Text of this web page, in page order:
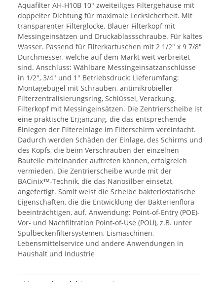
Aquafilter AH-H10B 10" zweiteiliges Filtergehäuse mit
doppelter Dichtung für maximale Lecksicherheit. Mit
transparenter Filterglocke. Blauer Filterkopf mit
Messingeinsätzen und Druckablassschraube. Für kaltes
Wasser. Passend für Filterkartuschen mit 2 1/2" x 9 7/8"
Durchmesser, welche auf dem Markt weit verbreitet
sind. Anschluss: Wählbare Messingeinsatzanschlüsse
in 1/2", 3/4" und 1" Betriebsdruck: Lieferumfang:
Montagebügel mit Schrauben, antimikrobieller
Filterzentralisierungsring, Schlüssel, Verackung.
Filterkopf mit Messingeinsätzen. Die Zentrierscheibe ist
eine praktische Ergänzung, die das entsprechende
Einlegen der Filtereinlage im Filterschirm vereinfacht.
Dadurch werden Schäden der Einlage, des Schirms und
des Kopfs, die beim Verschrauben der einzelnen
Bauteile miteinander auftreten können, erfolgreich
vermieden. Die Zentrierscheibe wurde mit der
BACinix™-Technik, die das Nanosilber einsetzt,
angefertigt. Somit weist die Scheibe bakteriostatische
Eigenschaften, die die Entwicklung der Bakterienflora
beeinträchtigen, auf. Anwendung: Point-of-Entry (POE)-
Vor- und Nachfiltration Point-of-Use (POU), z.B. unter
Spülbeckenfiltersystemen, Eismaschinen,
Lebensmittelservice und andere Anwendungen in
Haushalt und Industrie